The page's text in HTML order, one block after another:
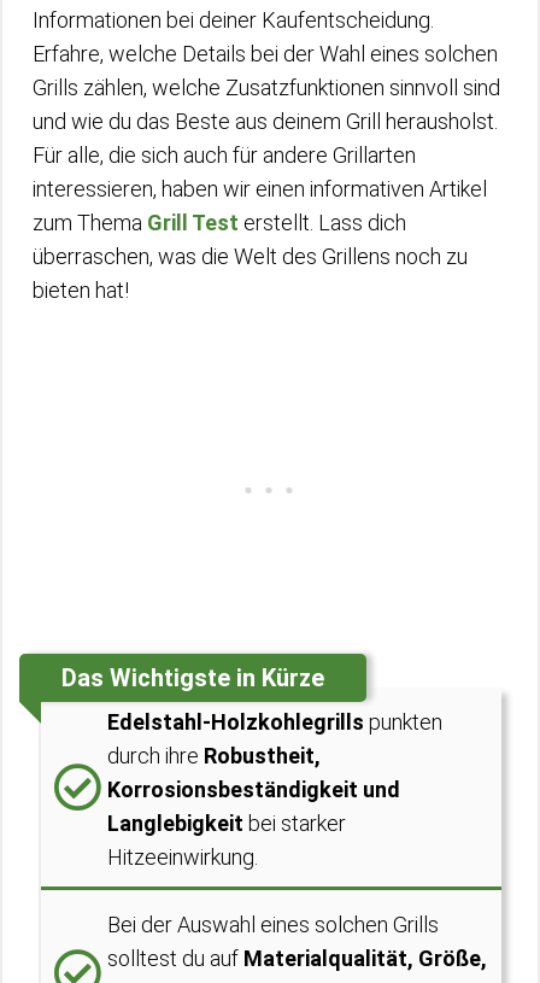
Informationen bei deiner Kaufentscheidung.
Erfahre, welche Details bei der Wahl eines solchen
Grills zählen, welche Zusatzfunktionen sinnvoll sind
und wie du das Beste aus deinem Grill herausholst.
Für alle, die sich auch für andere Grillarten
interessieren, haben wir einen informativen Artikel
zum Thema Grill Test erstellt. Lass dich
überraschen, was die Welt des Grillens noch zu
bieten hat!
Das Wichtigste in Kürze
Edelstahl-Holzkohlegrills punkten
durch ihre Robustheit,
Korrosionsbeständigkeit und
Langlebigkeit bei starker
Hitzeeinwirkung.
Bei der Auswahl eines solchen Grills
solltest du auf Materialqualität, Größe,